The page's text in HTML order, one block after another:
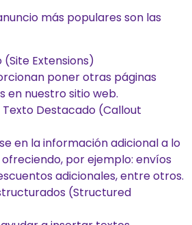
más populares son las
(Site Extensions)
poner otras páginas
en nuestro sitio web.
Texto Destacado (Callout
en la información adicional a lo
por ejemplo: envíos
adicionales, entre otros.
(Structured